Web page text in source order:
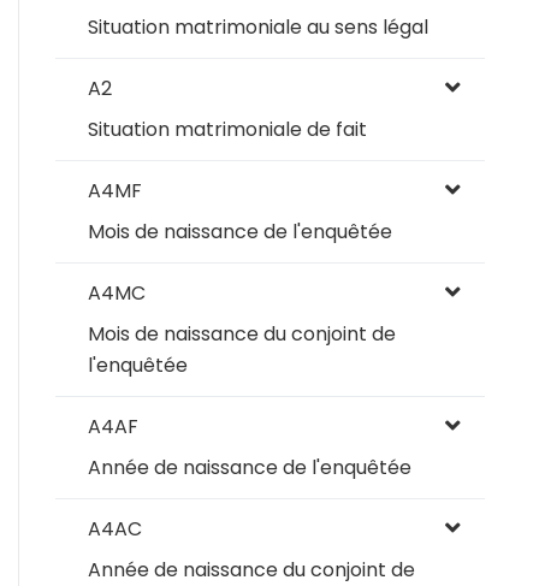
Situation matrimoniale au sens légal
A2
Situation matrimoniale de fait
A4MF
Mois de naissance de l'enquêtée
A4MC
Mois de naissance du conjoint de
l'enquêtée
A4AF
Année de naissance de l'enquêtée
A4AC
Année de naissance du conjoint de